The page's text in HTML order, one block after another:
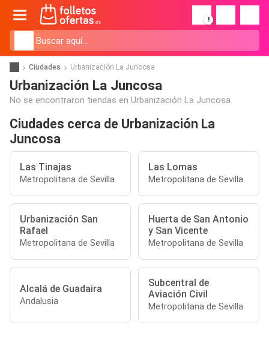
!
Ciudades Urbanización La Juncosa
Urbanización La Juncosa
No se encontraron tiendas en Urbanización La Juncosa.
Ciudades cerca de Urbanización La
Juncosa
Las Tinajas
Metropolitana de Sevilla
Las Lomas
Metropolitana de Sevilla
Urbanización San
Rafael
Metropolitana de Sevilla
Huerta de San Antonio
y San Vicente
Metropolitana de Sevilla
Alcalá de Guadaira
Andalusia
Subcentral de
Aviación Civil
Metropolitana de Sevilla